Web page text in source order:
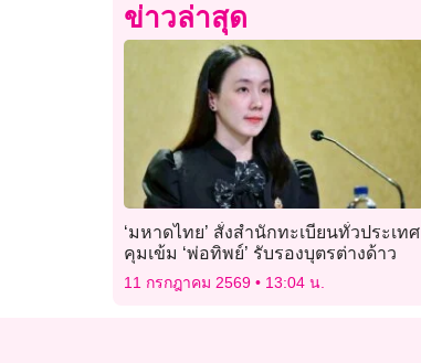
ข่าวล่าสุด
‘มหาดไทย’ สั่งสำนักทะเบียนทั่วประเทศ
คุมเข้ม ‘พ่อทิพย์’ รับรองบุตรต่างด้าว
11 กรกฎาคม 2569 13:04 น.